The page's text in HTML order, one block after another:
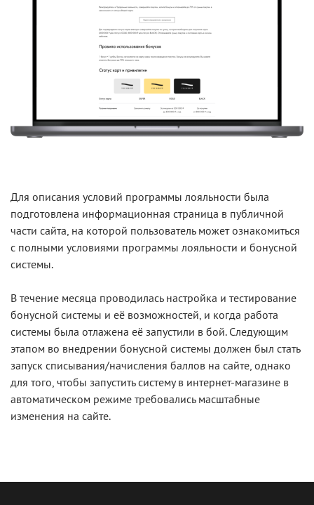
Для описания условий программы лояльности была
подготовлена информационная страница в публичной
части сайта, на которой пользователь может ознакомиться
с полными условиями программы лояльности и бонусной
системы.
В течение месяца проводилась настройка и тестирование
бонусной системы и её возможностей, и когда работа
системы была отлажена её запустили в бой. Следующим
этапом во внедрении бонусной системы должен был стать
запуск списывания/начисления баллов на сайте, однако
для того, чтобы запустить систему в интернет-магазине в
автоматическом режиме требовались масштабные
изменения на сайте.